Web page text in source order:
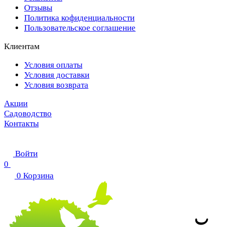
Отзывы
Политика кофиденциальности
Пользовательское соглашение
Клиентам
Условия оплаты
Условия доставки
Условия возврата
Акции
Садоводство
Контакты
Войти
0
0 Корзина